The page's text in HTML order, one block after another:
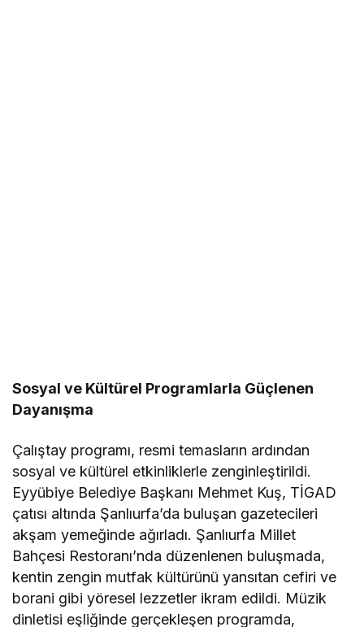
Sosyal ve Kültürel Programlarla Güçlenen
Dayanışma
Çalıştay programı, resmi temasların ardından
sosyal ve kültürel etkinliklerle zenginleştirildi.
Eyyübiye Belediye Başkanı Mehmet Kuş, TİGAD
çatısı altında Şanlıurfa’da buluşan gazetecileri
akşam yemeğinde ağırladı. Şanlıurfa Millet
Bahçesi Restoranı’nda düzenlenen buluşmada,
kentin zengin mutfak kültürünü yansıtan cefiri ve
borani gibi yöresel lezzetler ikram edildi. Müzik
dinletisi eşliğinde gerçekleşen programda,